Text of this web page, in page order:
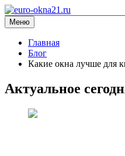
Перейти
к
содержимому
euro-okna21.ru
блог про окна
Меню
Главная
Блог
Какие окна лучше для
Актуальное